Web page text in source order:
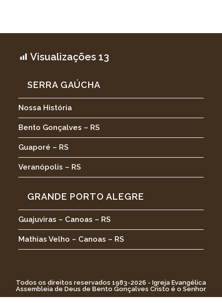
Visualizações 13
SERRA GAÚCHA
Nossa História
Bento Gonçalves – RS
Guaporé – RS
Veranópolis – RS
GRANDE PORTO ALEGRE
Guajuviras – Canoas – RS
Mathias Velho – Canoas – RS
Todos os direitos reservados 1983-2026 - Igreja Evangélica
Assembleia de Deus de Bento Gonçalves Cristo é o Senhor